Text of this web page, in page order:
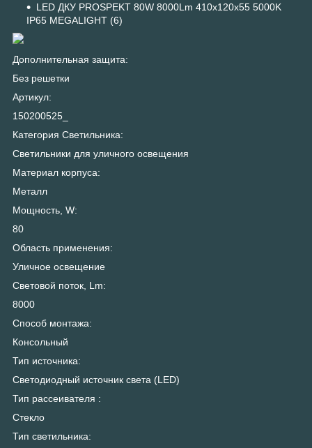
LED ДКУ PROSPEKT 80W 8000Lm 410x120x55 5000K
IP65 MEGALIGHT (6)
Дополнительная защита:
Без решетки
Артикул:
150200525_
Категория Светильника:
Светильники для уличного освещения
Материал корпуса:
Металл
Мощность, W:
80
Область применения:
Уличное освещение
Световой поток, Lm:
8000
Способ монтажа:
Консольный
Тип источника:
Светодиодный источник света (LED)
Тип рассеивателя :
Стекло
Тип светильника: